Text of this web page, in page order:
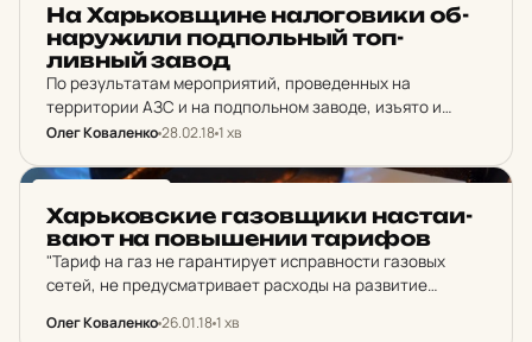
На Харь­ков­щи­не на­ло­го­ви­ки об­
на­ру­жи­ли под­польный топ­
ливный завод
По результатам мероприятий, проведенных на
территории АЗС и на подпольном заводе, изъято и
передано на ответственное хранение нефть, газовый
топлива и дизельное топливо, а также…
Олег Коваленко28.02.181 хв
Харь­ков­ские га­зов­щи­ки нас­та­и­
ва­ют на пов­ыше­нии та­ри­фов
"Тариф на газ не гарантирует исправности газовых
сетей, не предусматривает расходы на развитие
потребителей перечисляются из региона "Нафтогазу", -
Олег Коваленко26.01.181 хв